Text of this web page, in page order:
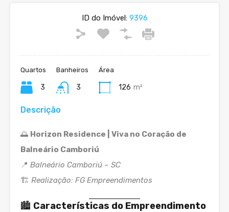
ID do Imóvel:9396
Quartos
3
Banheiros
3
Área
126 m²
Descrição
🌅 Horizon Residence | Viva no Coração de
Balneário Camboriú
📍 Balneário Camboriú – SC
🏗️ Realização: FG Empreendimentos
🏙️ Características do Empreendimento